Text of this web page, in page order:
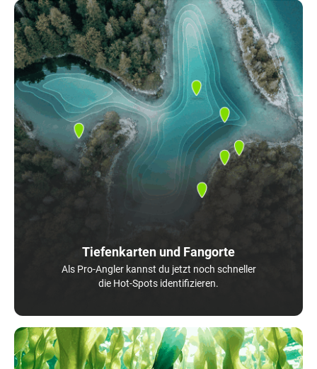
Tiefenkarten und Fangorte
Als Pro-Angler kannst du jetzt noch schneller
die Hot-Spots identifizieren.